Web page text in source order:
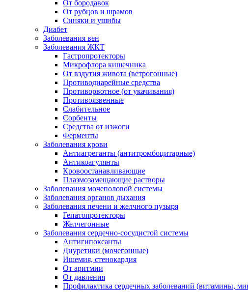
От бородавок
От рубцов и шрамов
Синяки и ушибы
Диабет
Заболевания вен
Заболевания ЖКТ
Гастропротекторы
Микрофлора кишечника
От вздутия живота (ветрогонные)
Противодиарейные средства
Противорвотное (от укачивания)
Противоязвенные
Слабительное
Сорбенты
Средства от изжоги
Ферменты
Заболевания крови
Антиагреганты (антитромбоцитарные)
Антикоагулянты
Кровоостанавливающие
Плазмозамещающие растворы
Заболевания мочеполовой системы
Заболевания органов дыхания
Заболевания печени и желчного пузыря
Гепатопротекторы
Желчегонные
Заболевания сердечно-сосудистой системы
Антигипоксанты
Диуретики (мочегонные)
Ишемия, стенокардия
От аритмии
От давления
Профилактика сердечных заболеваний (витамины,